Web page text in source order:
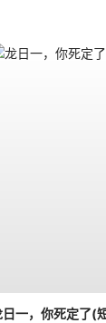
日一，你死定了(